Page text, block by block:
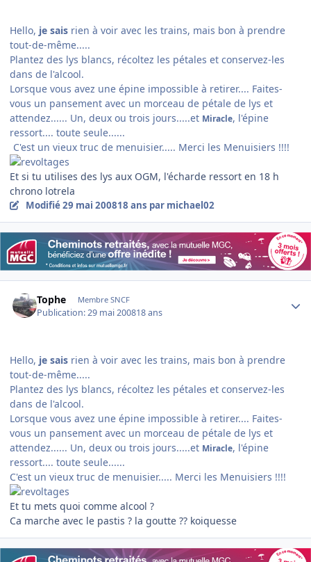
Hello, je sais rien à voir avec les trains, mais bon à prendre
tout-de-même.....
Plantez des lys blancs, récoltez les pétales et conservez-les
dans de l'alcool.
Lorsque vous avez une épine impossible à retirer.... Faites-
vous un pansement avec un morceau de pétale de lys et
attendez...... Un, deux ou trois jours.....et Miracle, l'épine
ressort.... toute seule......
C'est un vieux truc de menuisier..... Merci les Menuisiers !!!!
Et si tu utilises des lys aux OGM, l'écharde ressort en 18 h
chrono lotrela
Modifié29 mai 200818 ans par michael02
Tophe Membre SNCF
Publication:29 mai 200818 ans
Hello, je sais rien à voir avec les trains, mais bon à prendre
tout-de-même.....
Plantez des lys blancs, récoltez les pétales et conservez-les
dans de l'alcool.
Lorsque vous avez une épine impossible à retirer.... Faites-
vous un pansement avec un morceau de pétale de lys et
attendez...... Un, deux ou trois jours.....et Miracle, l'épine
ressort.... toute seule......
C'est un vieux truc de menuisier..... Merci les Menuisiers !!!!
Et tu mets quoi comme alcool ?
Ca marche avec le pastis ? la goutte ?? koiquesse